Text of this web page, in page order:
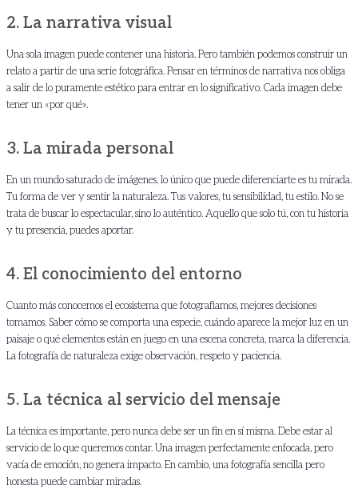
2. La narrativa visual
Una sola imagen puede contener una historia. Pero también podemos construir un
relato a partir de una serie fotográfica. Pensar en términos de narrativa nos obliga
a salir de lo puramente estético para entrar en lo significativo. Cada imagen debe
tener un «por qué».
3. La mirada personal
En un mundo saturado de imágenes, lo único que puede diferenciarte es tu mirada.
Tu forma de ver y sentir la naturaleza. Tus valores, tu sensibilidad, tu estilo. No se
trata de buscar lo espectacular, sino lo auténtico. Aquello que solo tú, con tu historia
y tu presencia, puedes aportar.
4. El conocimiento del entorno
Cuanto más conocemos el ecosistema que fotografiamos, mejores decisiones
tomamos. Saber cómo se comporta una especie, cuándo aparece la mejor luz en un
paisaje o qué elementos están en juego en una escena concreta, marca la diferencia.
La fotografía de naturaleza exige observación, respeto y paciencia.
5. La técnica al servicio del mensaje
La técnica es importante, pero nunca debe ser un fin en sí misma. Debe estar al
servicio de lo que queremos contar. Una imagen perfectamente enfocada, pero
vacía de emoción, no genera impacto. En cambio, una fotografía sencilla pero
honesta puede cambiar miradas.